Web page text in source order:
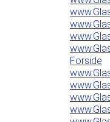
Forside